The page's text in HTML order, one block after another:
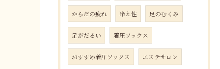
からだの疲れ 冷え性 足のむくみ
足がだるい 着圧ソックス
おすすめ着圧ソックス エステサロン